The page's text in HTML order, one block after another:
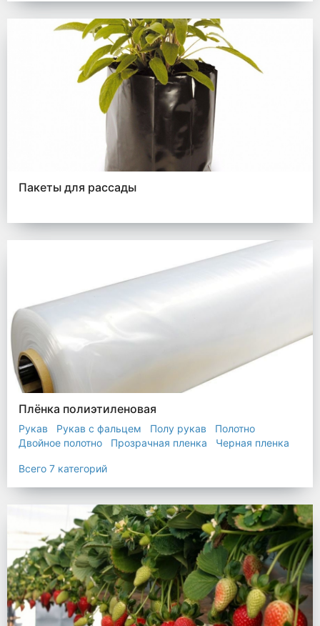
Пакеты для рассады
Плёнка полиэтиленовая
Рукав Рукав с фальцем Полу рукав
Полотно
Двойное полотно
Прозрачная пленка Черная пленка
Всего 7 категорий